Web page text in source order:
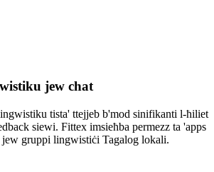
jew chat
tista' ttejjeb b'mod sinifikanti l-ħiliet
siewi. Fittex imsieħba permezz ta 'apps
gruppi lingwistiċi Tagalog lokali.